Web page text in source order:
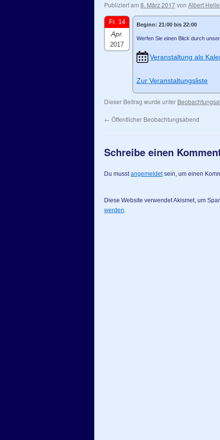
Publiziert am 8. März 2017von Albert
Fr. 14
Apr.
2017
Beginn: 21:00 bis 22:00
Werfen Sie einen Blick durch
Veranstaltung als
Zur Veranstaltungsliste
Dieser Beitrag wurde unter
← Öffentlicher Beobachtungsabend
Schreibe einen
Du musstangemeldetsein, um einen
Diese Website verwendet Akismet, um
werden.